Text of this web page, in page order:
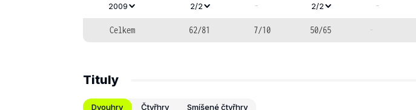
2009 2/2 - 2/2 -
Celkem 62/81 7/10 50/65 -
Tituly
Dvouhry Čtyřhry Smíšené čtyřhry